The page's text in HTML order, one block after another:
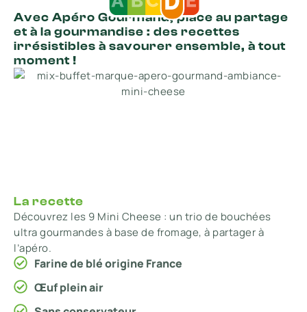
Avec Apéro Gourmand, place au partage
et à la gourmandise : des recettes
irrésistibles à savourer ensemble, à tout
moment !
La recette
Découvrez les 9 Mini Cheese : un trio de bouchées
ultra gourmandes à base de fromage, à partager à
l’apéro.
Farine de blé origine France
Œuf plein air